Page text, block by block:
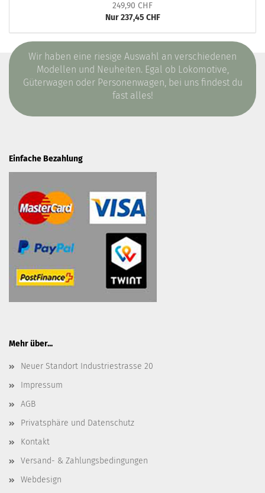
249,90 CHF
Nur 237,45 CHF
Wir haben eine riesige Auswahl an verschiedenen
Modellen und Neuheiten. Egal ob Lokomotive,
Güterwagen oder Personenwagen, bei uns findest du
fast alles!
Einfache Bezahlung
Mehr über...
Neuer Standort Industriestrasse 20
Impressum
AGB
Privatsphäre und Datenschutz
Kontakt
Versand- & Zahlungsbedingungen
Webdesign